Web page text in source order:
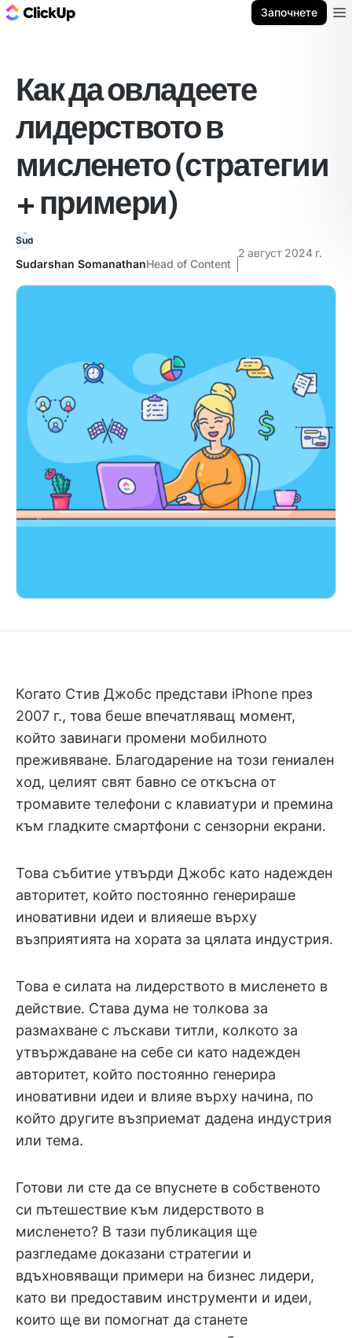
Започнете
Как да овладеете
лидерството в
мисленето (стратегии
+ примери)
Sudarshan SomanathanHead of Content
2 август 2024 г.
Когато Стив Джобс представи iPhone през
2007 г., това беше впечатляващ момент,
който завинаги промени мобилното
преживяване. Благодарение на този гениален
ход, целият свят бавно се откъсна от
тромавите телефони с клавиатури и премина
към гладките смартфони с сензорни екрани.
Това събитие утвърди Джобс като надежден
авторитет, който постоянно генерираше
иновативни идеи и влияеше върху
възприятията на хората за цялата индустрия.
Това е силата на лидерството в мисленето в
действие. Става дума не толкова за
размахване с лъскави титли, колкото за
утвърждаване на себе си като надежден
авторитет, който постоянно генерира
иновативни идеи и влияе върху начина, по
който другите възприемат дадена индустрия
или тема.
Готови ли сте да се впуснете в собственото
си пътешествие към лидерството в
мисленето? В тази публикация ще
разгледаме доказани стратегии и
вдъхновяващи примери на бизнес лидери,
като ви предоставим инструменти и идеи,
които ще ви помогнат да станете